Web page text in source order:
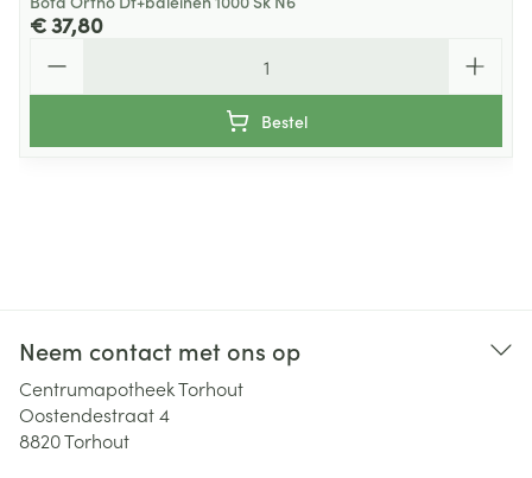
€ 37,80
Bestel
Neem contact met ons op
Centrumapotheek Torhout
Oostendestraat 4
8820Torhout